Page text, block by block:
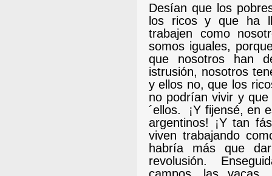
Desían que los
los ricos y que ha
trabajen como
somos iguales,
que nosotros han
istrusión, nosotros
y ellos no, que los
no podrían vivir y
´ellos.
¡Y fijensé, en
argentinos! ¡Y tan
viven trabajando
habría más que
revolusión.